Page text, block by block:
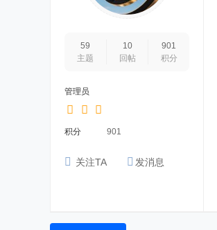
59
主题
10
回帖
901
积分
管理员
积分 901
关注TA 发消息